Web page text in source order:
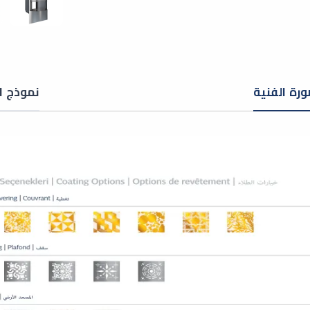
الفنية نموذج